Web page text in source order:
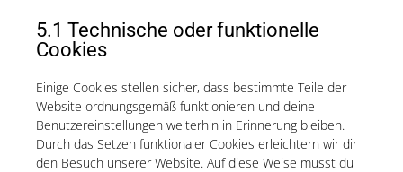
5.1 Technische oder funktionelle
Cookies
Einige Cookies stellen sicher, dass bestimmte Teile der
Website ordnungsgemäß funktionieren und deine
Benutzereinstellungen weiterhin in Erinnerung bleiben.
Durch das Setzen funktionaler Cookies erleichtern wir dir
den Besuch unserer Website. Auf diese Weise musst du